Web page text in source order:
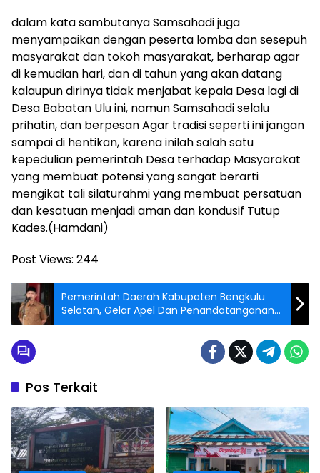
dalam kata sambutanya Samsahadi juga
menyampaikan dengan peserta lomba dan sesepuh
masyarakat dan tokoh masyarakat, berharap agar
di kemudian hari, dan di tahun yang akan datang
kalaupun dirinya tidak menjabat kepala Desa lagi di
Desa Babatan Ulu ini, namun Samsahadi selalu
prihatin, dan berpesan Agar tradisi seperti ini jangan
sampai di hentikan, karena inilah salah satu
kepedulian pemerintah Desa terhadap Masyarakat
yang membuat potensi yang sangat berarti
mengikat tali silaturahmi yang membuat persatuan
dan kesatuan menjadi aman dan kondusif Tutup
Kades.(Hamdani)
Post Views: 244
Pemerintah Daerah Kabupaten Bengkulu
Selatan, Gelar Apel Dan Penandatanganan
perjanjian Kinerja.
Pos Terkait